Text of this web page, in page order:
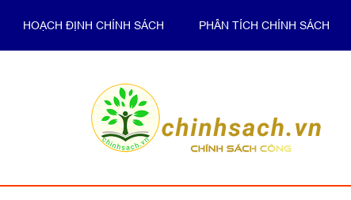
HOẠCH ĐỊNH CHÍNH SÁCH PHÂN TÍCH CHÍNH SÁCH